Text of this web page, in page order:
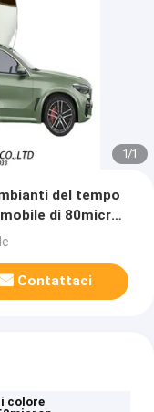
1/1
del tempo
di 80micron
Contattaci
colore